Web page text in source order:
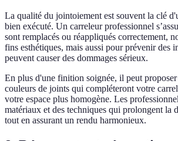
La qualité du jointoiement est souvent la clé
bien exécuté. Un carreleur professionnel
sont remplacés ou réappliqués correctement,
fins esthétiques, mais aussi pour prévenir des
peuvent causer des dommages sérieux.
En plus d'une finition soignée, il peut
couleurs de joints qui compléteront votre
votre espace plus homogène. Les
matériaux et des techniques qui prolongent la
tout en assurant un rendu harmonieux.